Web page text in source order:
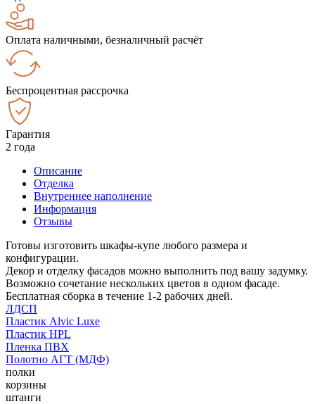
Оплата наличными, безналичный расчёт
Беспроцентная рассрочка
Гарантия
2 года
Описание
Отделка
Внутреннее наполнение
Информация
Отзывы
Готовы изготовить шкафы-купе любого размера и
конфигурации.
Декор и отделку фасадов можно выполнить под вашу задумку.
Возможно сочетание нескольких цветов в одном фасаде.
Бесплатная сборка в течение 1-2 рабочих дней.
ЛДСП
Пластик Alvic Luxe
Пластик HPL
Пленка ПВХ
Полотно АГТ (МДФ)
полки
корзины
штанги